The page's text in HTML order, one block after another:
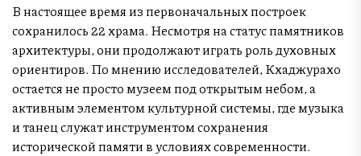
В настоящее время из первоначальных построек
сохранилось 22 храма. Несмотря на статус памятников
архитектуры, они продолжают играть роль духовных
ориентиров. По мнению исследователей, Кхаджурахо
остается не просто музеем под открытым небом, а
активным элементом культурной системы, где музыка
и танец служат инструментом сохранения
исторической памяти в условиях современности.